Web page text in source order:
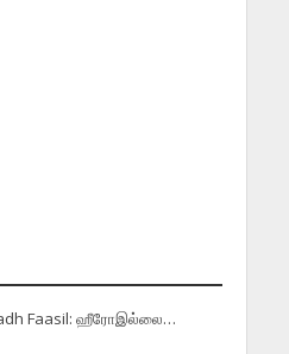
Faasil: ஹீரோஇல்லை…